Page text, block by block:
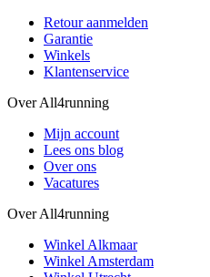
Retour aanmelden
Garantie
Winkels
Klantenservice
Over All4running
Mijn account
Lees ons blog
Over ons
Vacatures
Over All4running
Winkel Alkmaar
Winkel Amsterdam